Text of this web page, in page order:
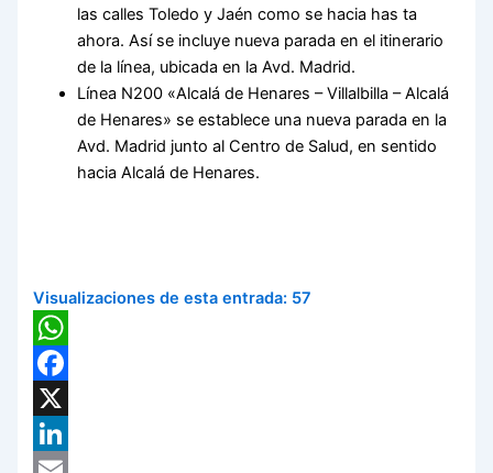
las calles Toledo y Jaén como se hacia has ta
ahora. Así se incluye nueva parada en el itinerario
de la línea, ubicada en la Avd. Madrid.
Línea N200 «Alcalá de Henares – Villalbilla – Alcalá
de Henares» se establece una nueva parada en la
Avd. Madrid junto al Centro de Salud, en sentido
hacia Alcalá de Henares.
Visualizaciones de esta entrada: 57
WhatsApp
Facebook
X
LinkedIn